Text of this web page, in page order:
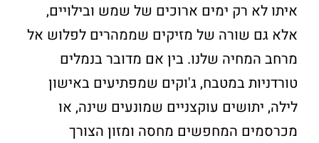
איתו לא רק ימים ארוכים של שמש ובילויים,
אלא גם שורה של מזיקים שממהרים לפלוש אל
מרחב המחיה שלנו. בין אם מדובר בנמלים
טורדניות במטבח, ג'וקים שמפתיעים באישון
לילה, יתושים עוקצניים שמונעים שינה, או
מכרסמים המחפשים מחסה ומזון הצורך